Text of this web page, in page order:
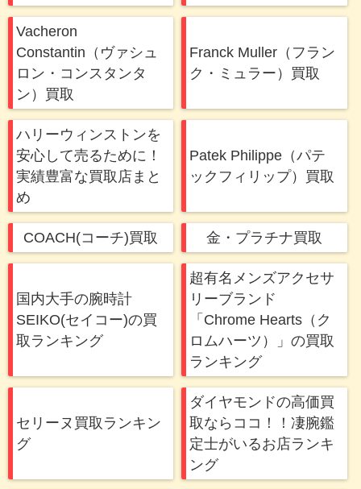
Vacheron
Constantin（ヴァシュ
ロン・コンスタンタ
ン）買取
Franck Muller（フラン
ク・ミュラー）買取
ハリーウィンストンを
安心して売るために！
実績豊富な買取店まと
め
Patek Philippe（パテ
ックフィリップ）買取
COACH(コーチ)買取 金・プラチナ買取
国内大手の腕時計
SEIKO(セイコー)の買
取ランキング
超有名メンズアクセサ
リーブランド
「Chrome Hearts（ク
ロムハーツ）」の買取
ランキング
セリーヌ買取ランキン
グ
ダイヤモンドの高価買
取ならココ！！凄腕鑑
定士がいるお店ランキ
ング